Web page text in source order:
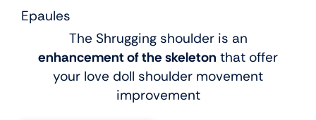
Epaules
The Shrugging shoulder is an
enhancement of the skeleton that offer
your love doll shoulder movement
improvement